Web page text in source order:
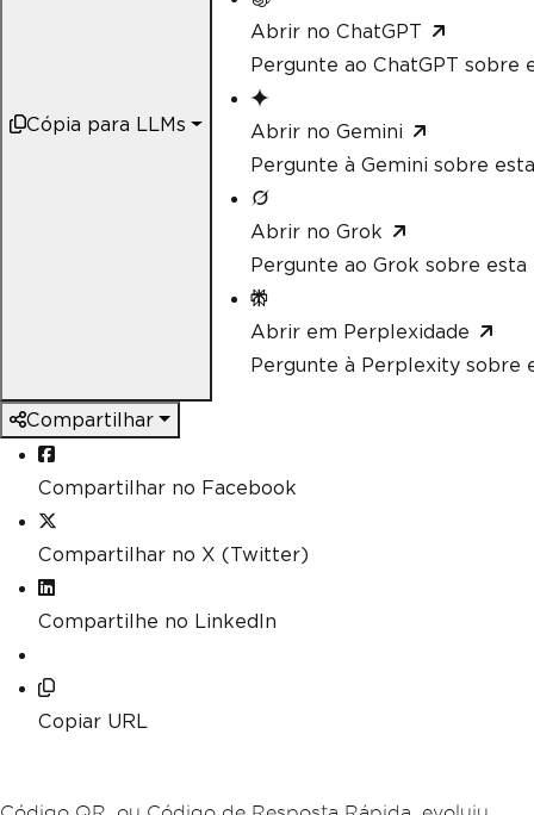
Cópia para LLMs
Abrir no ChatGPT
Pergunte ao ChatGPT sobre
Abrir no Gemini
Pergunte à Gemini sobre
Abrir no Grok
Pergunte ao Grok sobre esta
Abrir em Perplexidade
Pergunte à Perplexity sobre
Compartilhar
Compartilhar no Facebook
Compartilhar no X (Twitter)
Compartilhe no LinkedIn
Copiar URL